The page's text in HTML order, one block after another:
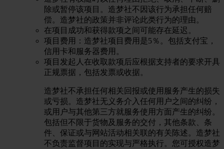
除或暂停该项目。造梦社不因该行为承担任何赔
偿。造梦社的政策并非评论此类行为的理由。
在项目成功和获得款项之间可能存在延迟。
项目费用：造梦社项目费用是5％。包括支付宝，
信用卡和服务器费用。
项目发起人在收取款项后应根据支持者的要求开具
正规票据，包括发票或收据。
造梦社不承担任何相关回报或使用服务产生的损失
或亏损。造梦社无义务介入任何用户之间的纠纷，
或用户与其他第三方就服务使用方面产生的纠纷。
包括但不限于货物及服务的交付，其他条款、条
件、保证或与网站活动相关联的有关陈述。造梦社
不负责监督项目的实现与严格执行。您可授权造梦